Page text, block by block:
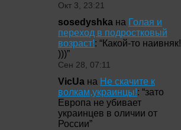
Окт 3, 23:21
sosedyshka на Голая и
переход в подростковый
возраст!: “Какой-то наивняк!
)))”
Сен 28, 07:11
VicUa на Не скачите к
волкам,украинцы!: “зато
Европа не убивает
украинцев в оличии от
России”